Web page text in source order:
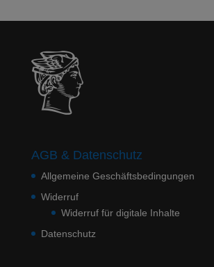
AGB & Datenschutz
Allgemeine Geschäftsbedingungen
Widerruf
Widerruf für digitale Inhalte
Datenschutz